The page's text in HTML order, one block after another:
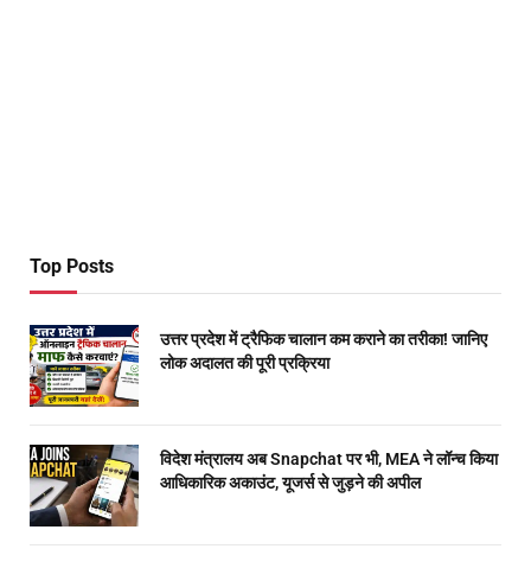
Top Posts
उत्तर प्रदेश में ट्रैफिक चालान कम कराने का तरीका! जानिए
लोक अदालत की पूरी प्रक्रिया
विदेश मंत्रालय अब Snapchat पर भी, MEA ने लॉन्च किया
आधिकारिक अकाउंट, यूजर्स से जुड़ने की अपील